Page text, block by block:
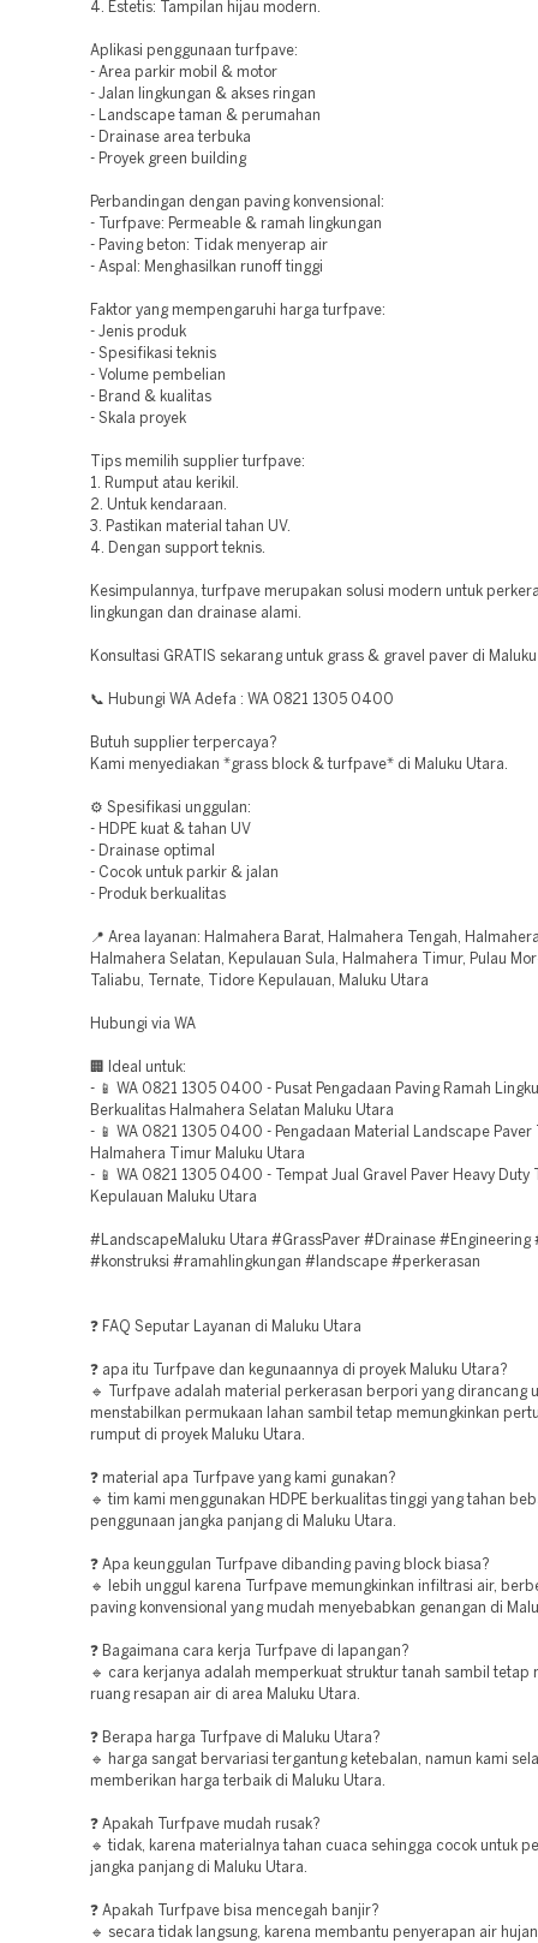
4. Estetis: Tampilan hijau modern.
Aplikasi penggunaan turfpave:
- Area parkir mobil & motor
- Jalan lingkungan & akses ringan
- Landscape taman & perumahan
- Drainase area terbuka
- Proyek green building
Perbandingan dengan paving konvensional:
- Turfpave: Permeable & ramah lingkungan
- Paving beton: Tidak menyerap air
- Aspal: Menghasilkan runoff tinggi
Faktor yang mempengaruhi harga turfpave:
- Jenis produk
- Spesifikasi teknis
- Volume pembelian
- Brand & kualitas
- Skala proyek
Tips memilih supplier turfpave:
1. Rumput atau kerikil.
2. Untuk kendaraan.
3. Pastikan material tahan UV.
4. Dengan support teknis.
Kesimpulannya, turfpave merupakan solusi modern untuk
lingkungan dan drainase alami.
Konsultasi GRATIS sekarang untuk grass & gravel paver di
📞 Hubungi WA Adefa : WA 0821 1305 0400
Butuh supplier terpercaya?
Kami menyediakan *grass block & turfpave* di Maluku Utara.
⚙️ Spesifikasi unggulan:
- HDPE kuat & tahan UV
- Drainase optimal
- Cocok untuk parkir & jalan
- Produk berkualitas
📍 Area layanan: Halmahera Barat, Halmahera Tengah,
Halmahera Selatan, Kepulauan Sula, Halmahera Timur, Pulau
Taliabu, Ternate, Tidore Kepulauan, Maluku Utara
Hubungi via WA
🏢 Ideal untuk:
- 📱 WA 0821 1305 0400 - Pusat Pengadaan Paving Ramah
Berkualitas Halmahera Selatan Maluku Utara
- 📱 WA 0821 1305 0400 - Pengadaan Material Landscape Paver
Halmahera Timur Maluku Utara
- 📱 WA 0821 1305 0400 - Tempat Jual Gravel Paver Heavy Duty
Kepulauan Maluku Utara
#LandscapeMaluku Utara #GrassPaver #Drainase #Engineering
#konstruksi #ramahlingkungan #landscape #perkerasan
❓ FAQ Seputar Layanan di Maluku Utara
❓ apa itu Turfpave dan kegunaannya di proyek Maluku Utara?
🔹 Turfpave adalah material perkerasan berpori yang dirancang
menstabilkan permukaan lahan sambil tetap memungkinkan
rumput di proyek Maluku Utara.
❓ material apa Turfpave yang kami gunakan?
🔹 tim kami menggunakan HDPE berkualitas tinggi yang tahan
penggunaan jangka panjang di Maluku Utara.
❓ Apa keunggulan Turfpave dibanding paving block biasa?
🔹 lebih unggul karena Turfpave memungkinkan infiltrasi air,
paving konvensional yang mudah menyebabkan genangan di
❓ Bagaimana cara kerja Turfpave di lapangan?
🔹 cara kerjanya adalah memperkuat struktur tanah sambil tetap
ruang resapan air di area Maluku Utara.
❓ Berapa harga Turfpave di Maluku Utara?
🔹 harga sangat bervariasi tergantung ketebalan, namun kami
memberikan harga terbaik di Maluku Utara.
❓ Apakah Turfpave mudah rusak?
🔹 tidak, karena materialnya tahan cuaca sehingga cocok untuk
jangka panjang di Maluku Utara.
❓ Apakah Turfpave bisa mencegah banjir?
🔹 secara tidak langsung, karena membantu penyerapan air